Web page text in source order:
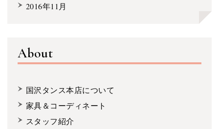
2016年11月
About
国沢タンス本店について
家具＆コーディネート
スタッフ紹介